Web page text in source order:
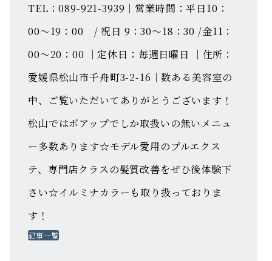
TEL：089-921-3939｜営業時間：平日10：
00～19：00 / 祝日 9：30～18：30 /金11：
00～20：00 ｜定休日：毎週日曜日 ｜住所：
愛媛県松山市千舟町3-2-16｜数ある美容室の
中、ご覧いただいてありがとうございます！
松山ではボアップでしか取扱いの無いメニュ
ー多数あります☆モデル愛用のプルエクス
テ、専門店クラスの髪質改善をぜひ後体験下
さい☆イルミナカラーも取り扱っておりま
す！
記事一覧